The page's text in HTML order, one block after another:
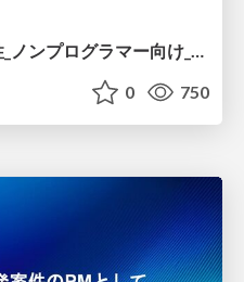
20260608_Codexの可能性_ノンプログラマー向け_大城追記
0 750